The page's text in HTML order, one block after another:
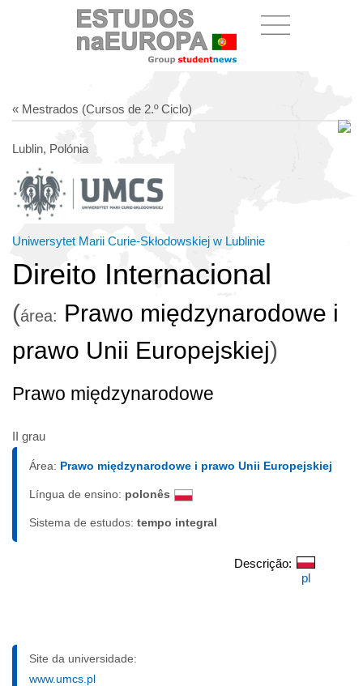
« Mestrados (Cursos de 2.º Ciclo)
Lublin, Polónia
Uniwersytet Marii Curie-Skłodowskiej w Lublinie
Direito Internacional
(área: Prawo międzynarodowe i
prawo Unii Europejskiej)
Prawo międzynarodowe
II grau
Área: Prawo międzynarodowe i prawo Unii Europejskiej
Língua de ensino: polonês
Sistema de estudos: tempo integral
Descrição:
pl
Site da universidade:
www.umcs.pl